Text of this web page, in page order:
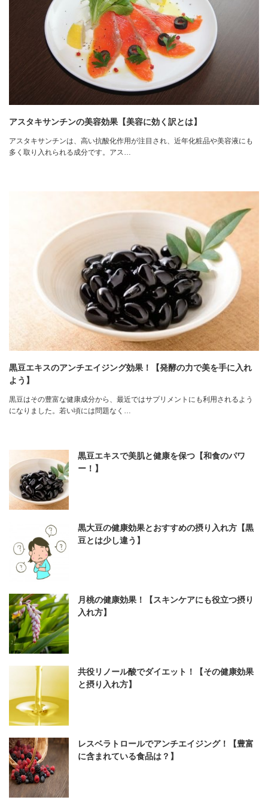
アスタキサンチンの美容効果【美容に効く訳とは】
アスタキサンチンは、高い抗酸化作用が注目され、近年化粧品や美容液にも
多く取り入れられる成分です。アス…
黒豆エキスのアンチエイジング効果！【発酵の力で美を手に入れ
よう】
黒豆はその豊富な健康成分から、最近ではサプリメントにも利用されるよう
になりました。若い頃には問題なく…
黒豆エキスで美肌と健康を保つ【和食のパワ
ー！】
黒大豆の健康効果とおすすめの摂り入れ方【黒
豆とは少し違う】
月桃の健康効果！【スキンケアにも役立つ摂り
入れ方】
共役リノール酸でダイエット！【その健康効果
と摂り入れ方】
レスベラトロールでアンチエイジング！【豊富
に含まれている食品は？】